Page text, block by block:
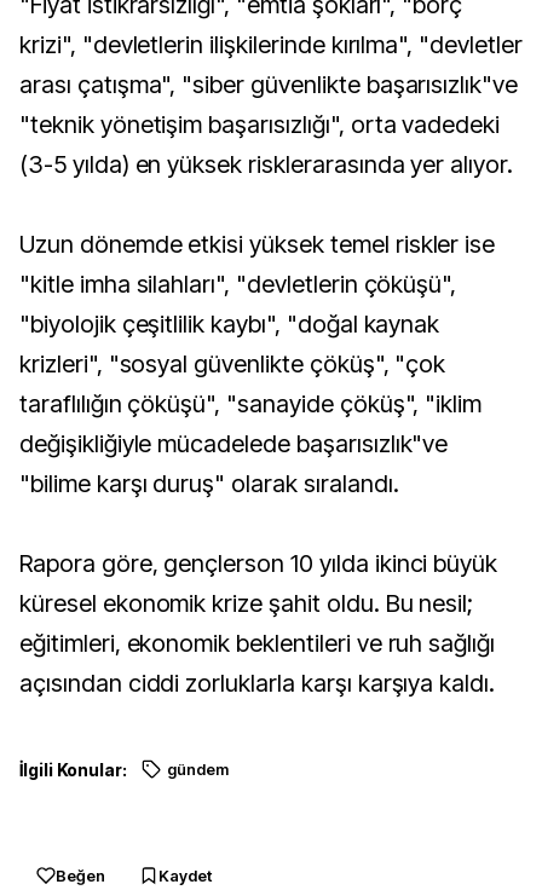
krizi", "devletlerin ilişkilerinde kırılma", "devletler
arası çatışma", "siber güvenlikte başarısızlık"ve
"teknik yönetişim başarısızlığı", orta vadedeki
(3-5 yılda) en yüksek risklerarasında yer alıyor.
Uzun dönemde etkisi yüksek temel riskler ise
"kitle imha silahları", "devletlerin çöküşü",
"biyolojik çeşitlilik kaybı", "doğal kaynak
krizleri", "sosyal güvenlikte çöküş", "çok
taraflılığın çöküşü", "sanayide çöküş", "iklim
değişikliğiyle mücadelede başarısızlık"ve
"bilime karşı duruş" olarak sıralandı.
Rapora göre, gençlerson 10 yılda ikinci büyük
küresel ekonomik krize şahit oldu. Bu nesil;
eğitimleri, ekonomik beklentileri ve ruh sağlığı
açısından ciddi zorluklarla karşı karşıya kaldı.
İlgili Konular: gündem
Beğen Kaydet